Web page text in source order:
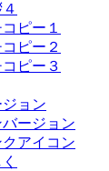
ピー１
ピー２
ピー３
ョン
バージョン
アイコン